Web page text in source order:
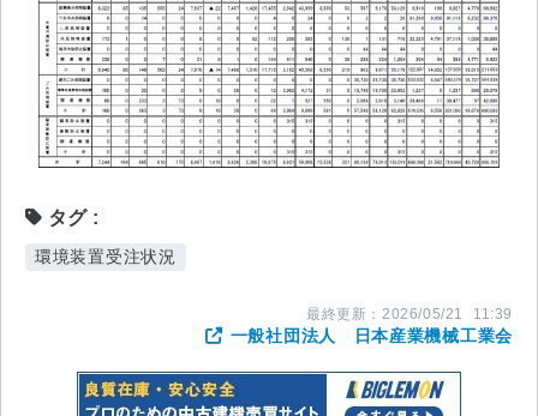
タグ
環境装置受注状況
最終更新： 2026/05/21 11:39
一般社団法人 日本産業機械工業会